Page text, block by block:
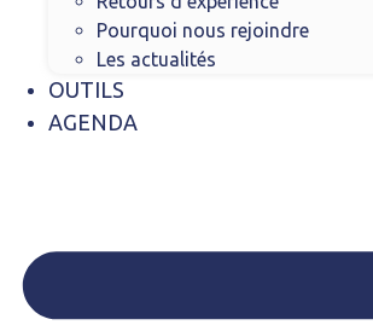
Pourquoi nous rejoindre
Les actualités
OUTILS
AGENDA